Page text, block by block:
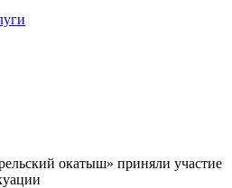
окатыш» приняли участие